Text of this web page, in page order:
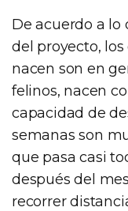
De acuerdo a lo
del proyecto,
nacen son en
felinos, nacen
capacidad de
semanas son
que pasa casi
después del
recorrer